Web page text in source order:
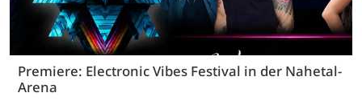
Premiere: Electronic Vibes Festival in der Nahetal-
Arena